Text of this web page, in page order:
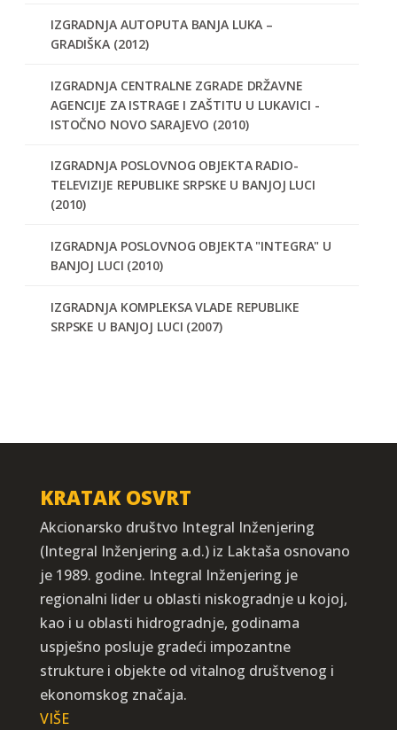
IZGRADNJA AUTOPUTA BANJA LUKA –
GRADIŠKA (2012)
IZGRADNJA CENTRALNE ZGRADE DRŽAVNE
AGENCIJE ZA ISTRAGE I ZAŠTITU U LUKAVICI -
ISTOČNO NOVO SARAJEVO (2010)
IZGRADNJA POSLOVNOG OBJEKTA RADIO-
TELEVIZIJE REPUBLIKE SRPSKE U BANJOJ LUCI
(2010)
IZGRADNJA POSLOVNOG OBJEKTA "INTEGRA" U
BANJOJ LUCI (2010)
IZGRADNJA KOMPLEKSA VLADE REPUBLIKE
SRPSKE U BANJOJ LUCI (2007)
KRATAK OSVRT
Akcionarsko društvo Integral Inženjering
(Integral Inženjering a.d.) iz Laktaša osnovano
je 1989. godine. Integral Inženjering je
regionalni lider u oblasti niskogradnje u kojoj,
kao i u oblasti hidrogradnje, godinama
uspješno posluje gradeći impozantne
strukture i objekte od vitalnog društvenog i
ekonomskog značaja.
VIŠE